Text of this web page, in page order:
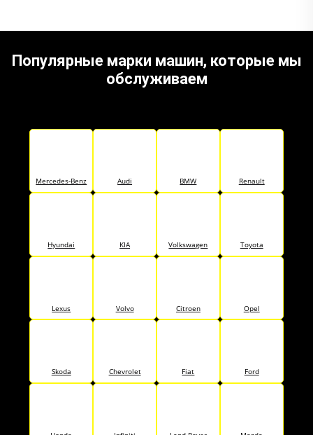
Популярные марки машин, которые мы
обслуживаем
Mercedes-Benz Audi BMW Renault
Hyundai KIA Volkswagen Toyota
Lexus Volvo Citroen Opel
Skoda Chevrolet Fiat Ford